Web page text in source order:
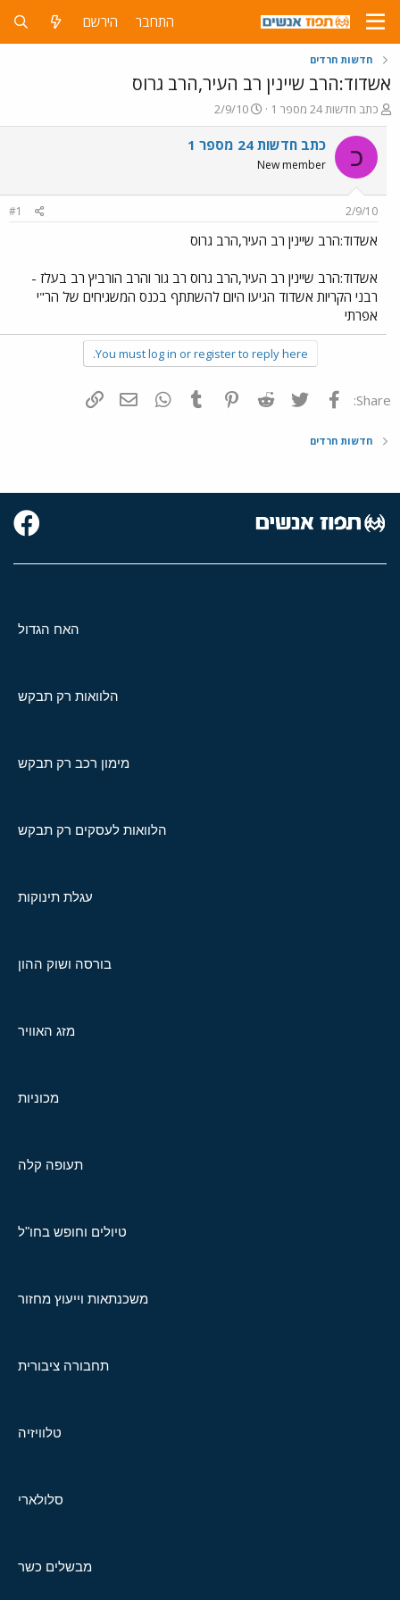
התחבר הירשם
חדשות חרדים
אשדוד:הרב שיינין רב העיר,הרב גרוס
פ
ו
ת
ח
ה
ו
ש
א
כתב חדשות 24 מספר 1
פ
ו
ר
ר
2/9/10
כ כתב חדשות 24 מספר 1
New member
2/9/10
#1
אשדוד:הרב שיינין רב העיר,הרב גרוס
אשדוד:הרב שיינין רב העיר,הרב גרוס רב גור והרב הורביץ רב בעלז -
רבני הקריות אשדוד הגיעו היום להשתתף בכנס המשגיחים של הר"י
אפרתי
You must log in or register to reply here.
Share: פייסבוק Twitter
Reddit
Pinterest
Tumblr
WhatsAppדואר אלקטרוני
חדשות חרדים
האח הגדול
הלוואות רק תבקש
מימון רכב רק תבקש
הלוואות לעסקים רק תבקש
עגלת תינוקות
בורסה ושוק ההון
מזג האוויר
מכוניות
תעופה קלה
טיולים וחופש בחו"ל
משכנתאות וייעוץ מחזור
תחבורה ציבורית
טלוויזיה
סלולארי
מבשלים כשר